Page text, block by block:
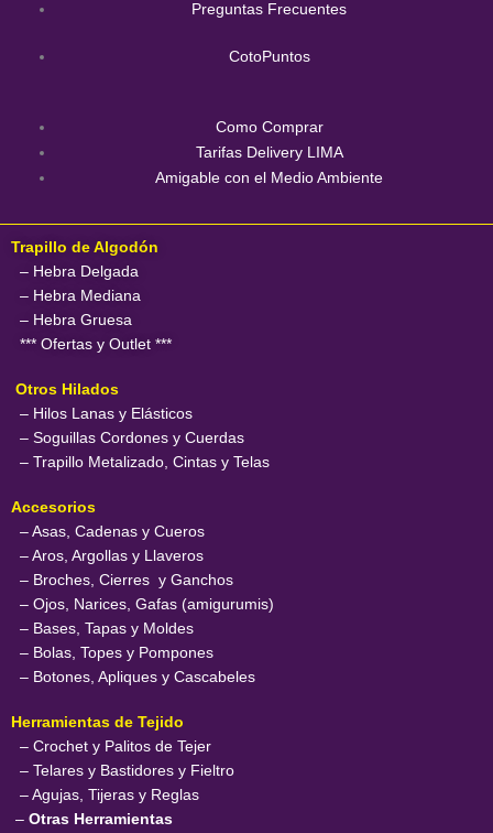
Preguntas Frecuentes
CotoPuntos
Como Comprar
Tarifas Delivery LIMA
Amigable con el Medio Ambiente
Trapillo de Algodón
– Hebra Delgada
– Hebra Mediana
– Hebra Gruesa
*** Ofertas y Outlet ***
Otros Hilados
– Hilos Lanas y Elásticos
– Soguillas Cordones y Cuerdas
– Trapillo Metalizado, Cintas y Telas
Accesorios
– Asas, Cadenas y Cueros
– Aros, Argollas y Llaveros
– Broches, Cierres y Ganchos
– Ojos, Narices, Gafas (amigurumis)
– Bases, Tapas y Moldes
– Bolas, Topes y Pompones
– Botones, Apliques y Cascabeles
Herramientas de Tejido
– Crochet y Palitos de Tejer
– Telares y Bastidores y Fieltro
– Agujas, Tijeras y Reglas
– Otras Herramientas